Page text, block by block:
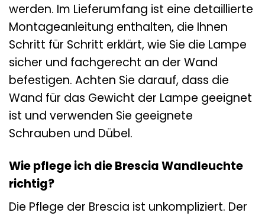
werden. Im Lieferumfang ist eine detaillierte
Montageanleitung enthalten, die Ihnen
Schritt für Schritt erklärt, wie Sie die Lampe
sicher und fachgerecht an der Wand
befestigen. Achten Sie darauf, dass die
Wand für das Gewicht der Lampe geeignet
ist und verwenden Sie geeignete
Schrauben und Dübel.
Wie pflege ich die Brescia Wandleuchte
richtig?
Die Pflege der Brescia ist unkompliziert. Der